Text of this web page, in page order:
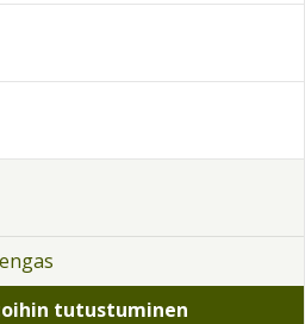
tutustuminen